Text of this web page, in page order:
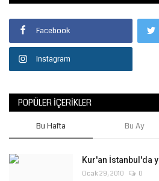
Facebook
Instagram
POPÜLER İÇERIKLER
Bu Hafta Bu Ay
Kur'an İstanbul'da
Ocak 29, 2010 0